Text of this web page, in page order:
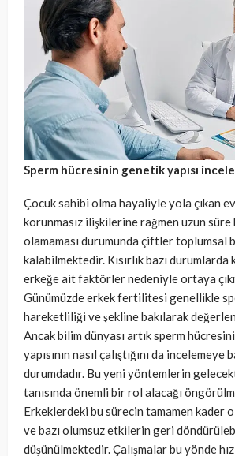
Sperm hücresinin genetik yapısı
Çocuk sahibi olma hayaliyle yola çıkan
korunmasız ilişkilerine rağmen uzun süre
olamaması durumunda çiftler toplumsal
kalabilmektedir. Kısırlık bazı durumlarda
erkeğe ait faktörler nedeniyle ortaya
Günümüzde erkek fertilitesi genellikle
hareketliliği ve şekline bakılarak
Ancak bilim dünyası artık sperm
yapısının nasıl çalıştığını da incelemeye
durumdadır. Bu yeni yöntemlerin
tanısında önemli bir rol alacağı
Erkeklerdeki bu sürecin tamamen kader
ve bazı olumsuz etkilerin geri
düşünülmektedir. Çalışmalar bu yönde